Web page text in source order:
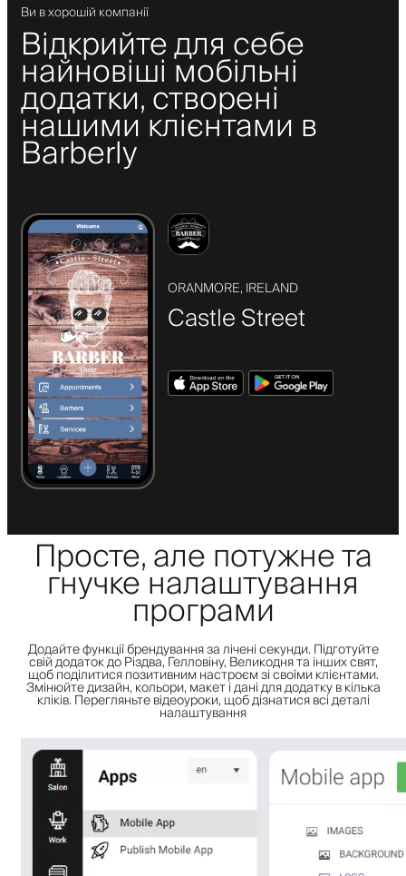
Ви в хорошій компанії
Відкрийте для себе
найновіші мобільні
додатки, створені
нашими клієнтами в
Barberly
ORANMORE, IRELAND
Castle Street
Просте, але потужне та
гнучке налаштування
програми
Додайте функції брендування за лічені секунди. Підготуйте
свій додаток до Різдва, Гелловіну, Великодня та інших свят,
щоб поділитися позитивним настроєм зі своїми клієнтами.
Змінюйте дизайн, кольори, макет і дані для додатку в кілька
кліків. Перегляньте відеоуроки, щоб дізнатися всі деталі
налаштування